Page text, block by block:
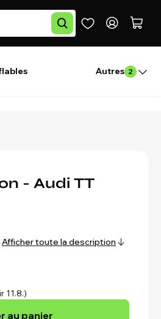
Autres 2
- Audi TT
Afficher toute la description
11.8.)
au panier